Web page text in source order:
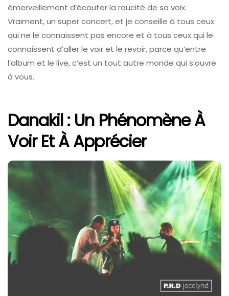
émerveillement d’écouter la raucité de sa voix.
Vraiment, un super concert, et je conseille à tous ceux
qui ne le connaissent pas encore et à tous ceux qui le
connaissent d’aller le voir et le revoir, parce qu’entre
l’album et le live, c’est un tout autre monde qui s’ouvre
à vous.
Danakil :Un Phénomène À
Voir Et À Apprécier